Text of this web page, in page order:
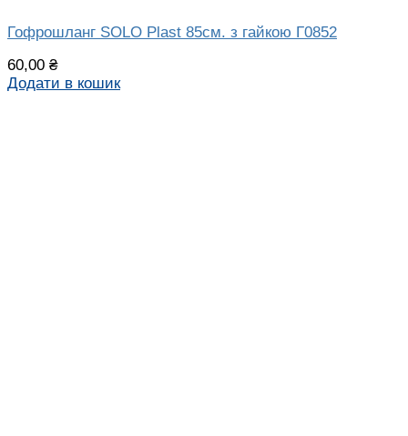
Гофрошланг SOLO Plast 85см. з гайкою Г0852
60,00 ₴
Додати в кошик